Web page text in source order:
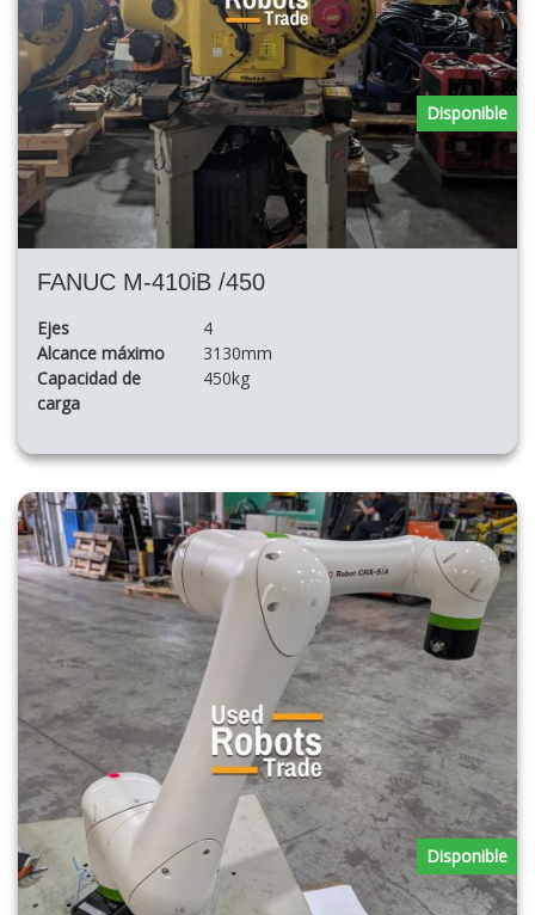
FANUC M-410iB /450
Ejes
4
Alcance máximo
3130mm
Capacidad de
carga
450kg
Disponible
Disponible